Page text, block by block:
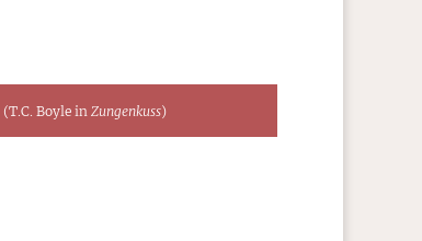
(T.C. Boyle in Zungenkuss)